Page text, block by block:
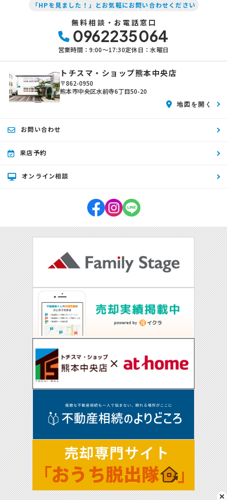
「HPを見ました！」とお気軽にお問い合わせください
無料相談・お電話窓口
0962235064
営業時間：9:00〜17:30定休日：水曜日
トチスマ・ショップ熊本中央店
〒862-0950
熊本市中央区水前寺6丁目50-20
地図を開く
お問い合わせ
来店予約
オンライン相談